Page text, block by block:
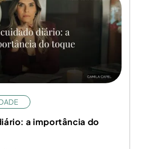
a importância do